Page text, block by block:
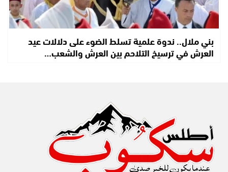
بني ملال.. ندوة علمية تسلط الضوء على دلالات عيد
العرش في ترسيخ التلاحم بين العرش والشعب…